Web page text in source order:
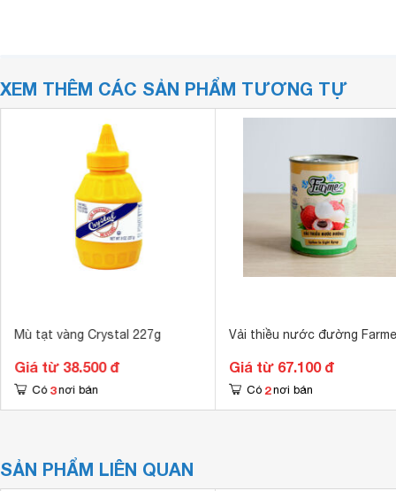
XEM THÊM CÁC SẢN PHẨM TƯƠNG TỰ
Mù tạt vàng Crystal 227g
Giá từ 38.500 đ
Có 3 nơi bán
Vải thiều nước đường Farme
Giá từ 67.100 đ
Có 2 nơi bán
SẢN PHẨM LIÊN QUAN